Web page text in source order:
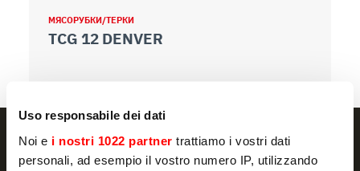
Uso responsabile dei dati
Noi e i nostri 1022 partner trattiamo i vostri dati
personali, ad esempio il vostro numero IP, utilizzando
МЯСОРУБКИ/ТЕРКИ
TCG 12 DENVER